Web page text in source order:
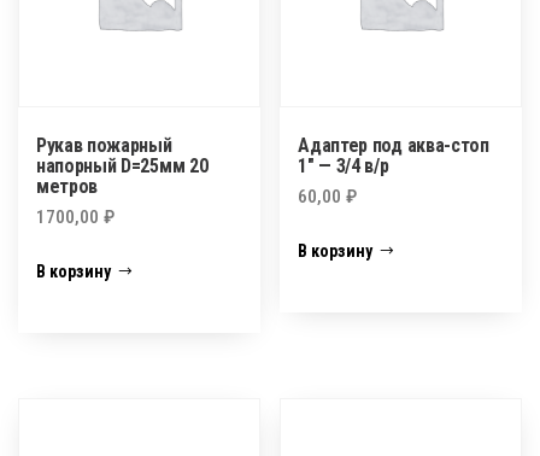
Рукав пожарный
напорный D=25мм 20
метров
1700,00 ₽
В корзину
Адаптер под аква-стоп
1″ — 3/4 в/р
60,00₽
В корзину